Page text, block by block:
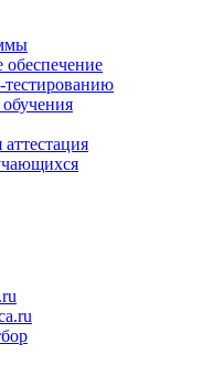
обеспечение
аттестация